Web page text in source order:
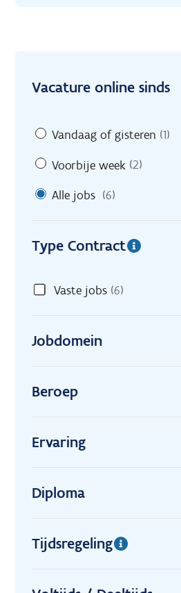
Vacature online sinds
Vandaag of gisteren (1)
Voorbije week (2)
Alle jobs (6)
Type Contract
Vaste jobs (6)
Jobdomein
Beroep
Ervaring
Diploma
Tijdsregeling